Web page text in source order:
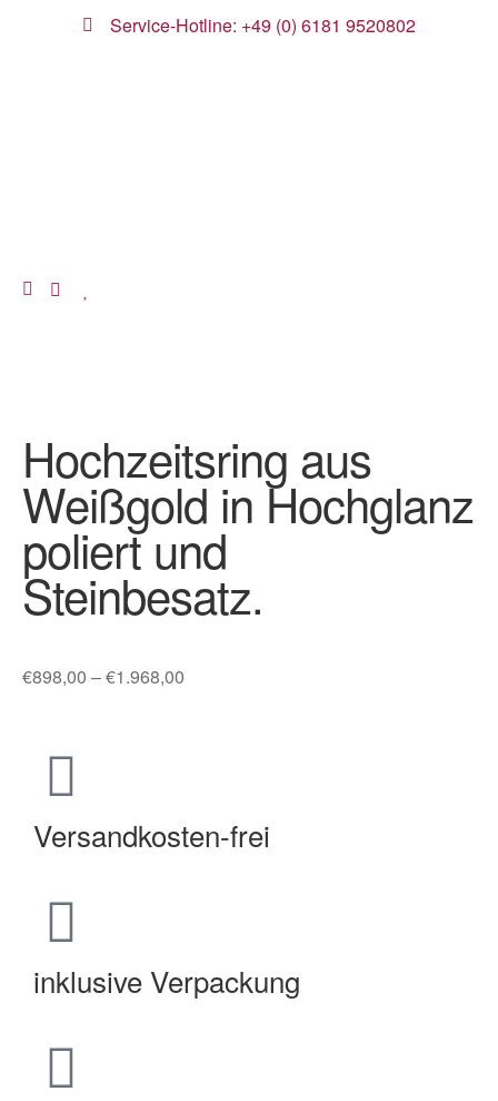
Service-Hotline: +49 (0) 6181 9520802
Hochzeitsring aus
Weißgold in Hochglanz
poliert und
Steinbesatz.
€898,00 –€1.968,00
Versandkosten-frei
inklusive Verpackung